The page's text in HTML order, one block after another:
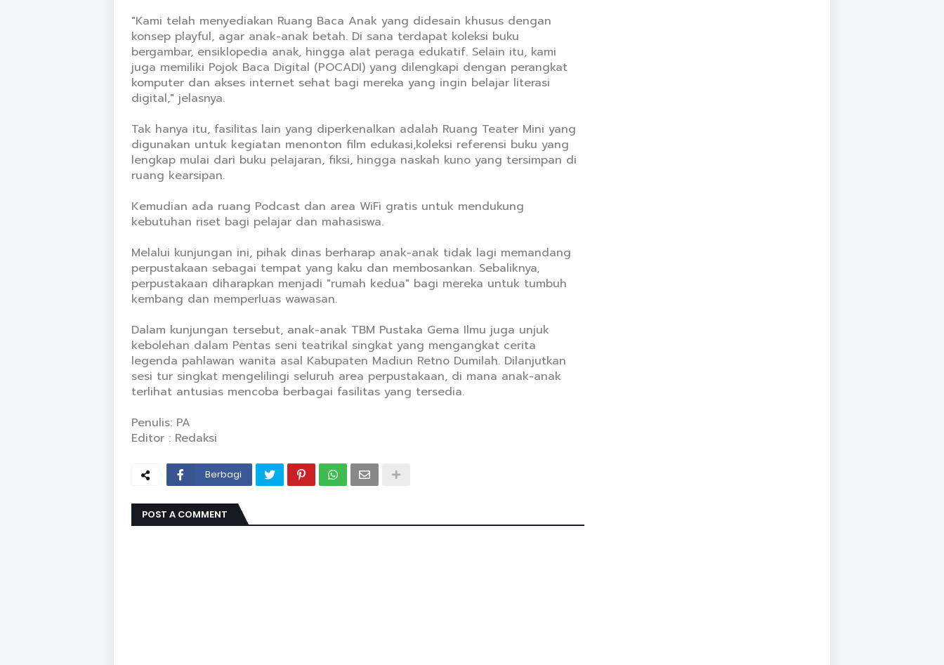
"Kami telah menyediakan Ruang Baca Anak yang didesain khusus dengan
konsep playful, agar anak-anak betah. Di sana terdapat koleksi buku
bergambar, ensiklopedia anak, hingga alat peraga edukatif. Selain itu, kami
juga memiliki Pojok Baca Digital (POCADI) yang dilengkapi dengan perangkat
komputer dan akses internet sehat bagi mereka yang ingin belajar literasi
digital," jelasnya.
Tak hanya itu, fasilitas lain yang diperkenalkan adalah Ruang Teater Mini yang
digunakan untuk kegiatan menonton film edukasi,koleksi referensi buku yang
lengkap mulai dari buku pelajaran, fiksi, hingga naskah kuno yang tersimpan di
ruang kearsipan.
Kemudian ada ruang Podcast dan area WiFi gratis untuk mendukung
kebutuhan riset bagi pelajar dan mahasiswa.
Melalui kunjungan ini, pihak dinas berharap anak-anak tidak lagi memandang
perpustakaan sebagai tempat yang kaku dan membosankan. Sebaliknya,
perpustakaan diharapkan menjadi "rumah kedua" bagi mereka untuk tumbuh
kembang dan memperluas wawasan.
Dalam kunjungan tersebut, anak-anak TBM Pustaka Gema Ilmu juga unjuk
kebolehan dalam Pentas seni teatrikal singkat yang mengangkat cerita
legenda pahlawan wanita asal Kabupaten Madiun Retno Dumilah. Dilanjutkan
sesi tur singkat mengelilingi seluruh area perpustakaan, di mana anak-anak
terlihat antusias mencoba berbagai fasilitas yang tersedia.
Penulis: PA
Editor : Redaksi
Berbagi
POST A COMMENT